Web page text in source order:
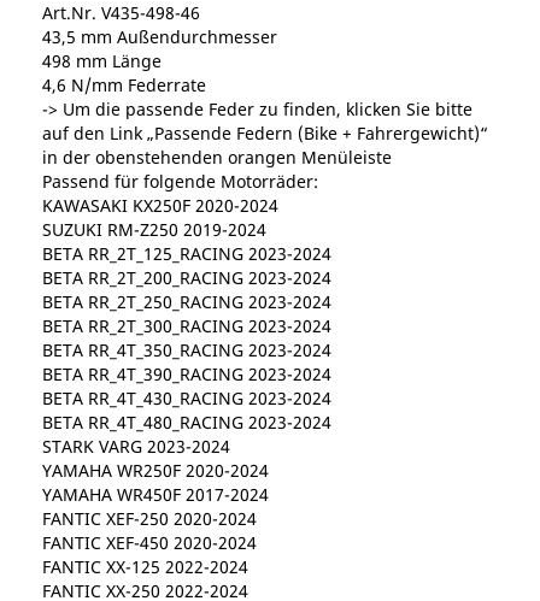
Art.Nr. V435-498-46
43,5 mm Außendurchmesser
498 mm Länge
4,6 N/mm Federrate
-> Um die passende Feder zu finden, klicken Sie bitte
auf den Link „Passende Federn (Bike + Fahrergewicht)“
in der obenstehenden orangen Menüleiste
Passend für folgende Motorräder:
KAWASAKI KX250F 2020-2024
SUZUKI RM-Z250 2019-2024
BETA RR_2T_125_RACING 2023-2024
BETA RR_2T_200_RACING 2023-2024
BETA RR_2T_250_RACING 2023-2024
BETA RR_2T_300_RACING 2023-2024
BETA RR_4T_350_RACING 2023-2024
BETA RR_4T_390_RACING 2023-2024
BETA RR_4T_430_RACING 2023-2024
BETA RR_4T_480_RACING 2023-2024
STARK VARG 2023-2024
YAMAHA WR250F 2020-2024
YAMAHA WR450F 2017-2024
FANTIC XEF-250 2020-2024
FANTIC XEF-450 2020-2024
FANTIC XX-125 2022-2024
FANTIC XX-250 2022-2024